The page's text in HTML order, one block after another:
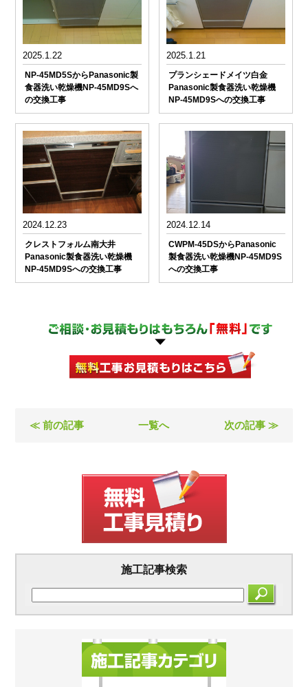
2025.1.22
NP-45MD5SからPanasonic製
食器洗い乾燥機NP-45MD9Sへ
の交換工事
2025.1.21
プランシェードメイツ白金
Panasonic製食器洗い乾燥機
NP-45MD9Sへの交換工事
2024.12.23
クレストフォルム南大井
Panasonic製食器洗い乾燥機
NP-45MD9Sへの交換工事
2024.12.14
CWPM-45DSからPanasonic
製食器洗い乾燥機NP-45MD9S
への交換工事
≪ 前の記事 一覧へ 次の記事 ≫
施工記事検索